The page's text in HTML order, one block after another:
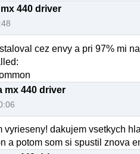
440 driver
cez envy a pri 97% mi
mx 440 driver
vyrieseny! dakujem vsetkych
a potom som si spustil znova